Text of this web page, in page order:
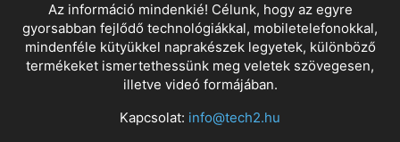
Az információ mindenkié! Célunk, hogy az egyre
gyorsabban fejlődő technológiákkal, mobiletelefonokkal,
mindenféle kütyükkel naprakészek legyetek, különböző
termékeket ismertethessünk meg veletek szövegesen,
illetve videó formájában.
Kapcsolat: info@tech2.hu